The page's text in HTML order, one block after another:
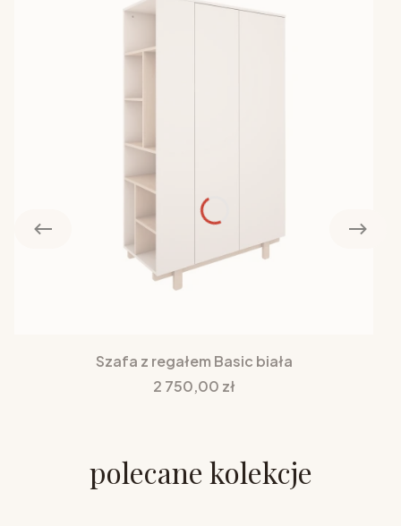
Szafa z regałem Basic biała
Cena
2 750,00 zł
polecane kolekcje